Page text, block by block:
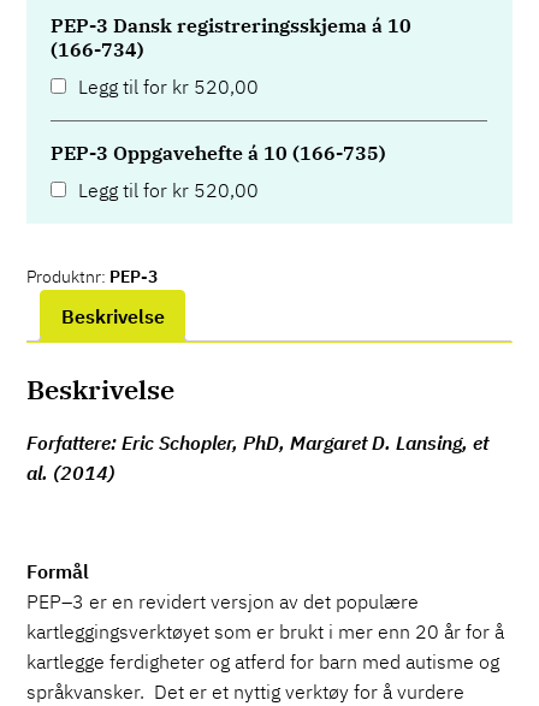
PEP-3 Dansk registreringsskjema á 10
(166-734)
Legg til for kr 520,00
PEP-3 Oppgavehefte á 10 (166-735)
Legg til for kr 520,00
Produktnr: PEP-3
Beskrivelse
Beskrivelse
Forfattere: Eric Schopler, PhD, Margaret D. Lansing, et
al. (2014)
Formål
PEP–3 er en revidert versjon av det populære
kartleggingsverktøyet som er brukt i mer enn 20 år for å
kartlegge ferdigheter og atferd for barn med autisme og
språkvansker. Det er et nyttig verktøy for å vurdere